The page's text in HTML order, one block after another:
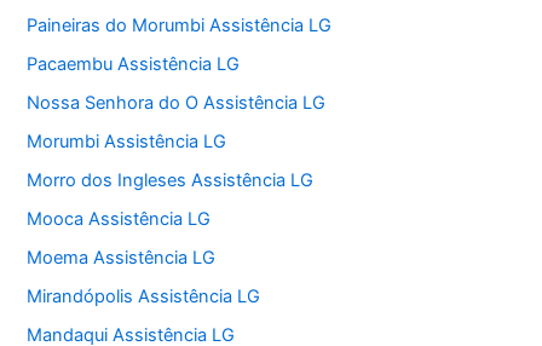
Paineiras do Morumbi Assistência LG
Pacaembu Assistência LG
Nossa Senhora do O Assistência LG
Morumbi Assistência LG
Morro dos Ingleses Assistência LG
Mooca Assistência LG
Moema Assistência LG
Mirandópolis Assistência LG
Mandaqui Assistência LG